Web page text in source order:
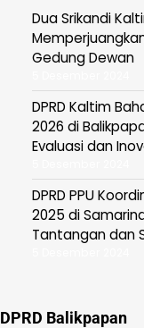
Dua Srikandi
Gedung Dewan
DPRD Kaltim
2026 di
Evaluasi dan
DPRD PPU
2025 di
Tantangan dan
DPRD Balikpapan